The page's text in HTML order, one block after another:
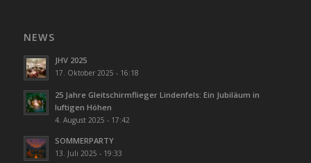
NEWS
JHV 2025
17. Oktober 2025 - 16:18
25 Jahre Gleitschirmflieger Lindenfels: Ein Jubiläum in
luftigen Höhen
4. August 2025 - 17:42
SOMMERPARTY
13. Juli 2025 - 19:33